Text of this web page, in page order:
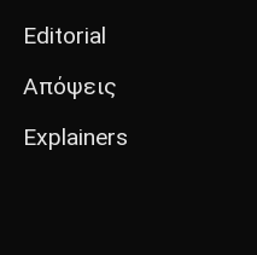
Editorial
Απόψεις
Explainers